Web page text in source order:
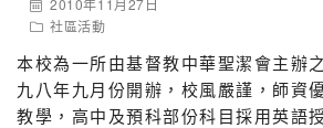
2010年11月27日
社區活動
本校為一所由基督教中華聖潔會主辦
九八年九月份開辦，校風嚴謹，師資
教學，高中及預科部份科目採用英語